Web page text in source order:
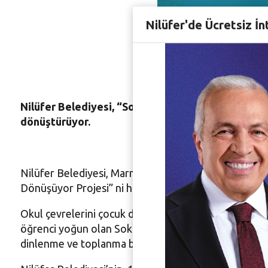
Nilüfer Belediyesi, “Sokaklar Dönüşüyor Projesi”
dönüştürüyor.
Nilüfer Belediyesi, Marmara Belediyeler Birliği,
Dönüşüyor Projesi” ni hayata geçiriyor. Proje ile
Okul çevrelerini çocuk dostu alanlara dönüştürmeyi
öğrenci yoğun olan Sokullu Sokak’ın çocuklar için
dinlenme ve toplanma bölgesi sorununa çözüm de
Nilüfer'de Ücretsiz